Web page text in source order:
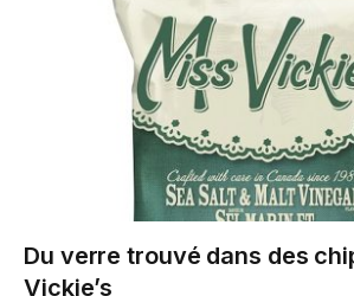
Du verre trouvé dans des
Vickie’s